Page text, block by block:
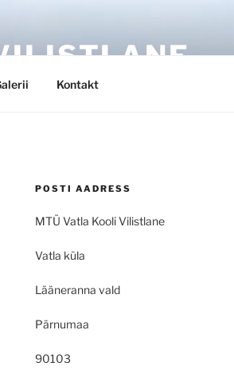
Kontakt
POSTI AADRESS
MTÜ Vatla Kooli Vilistlane
Vatla küla
Lääneranna vald
Pärnumaa
90103